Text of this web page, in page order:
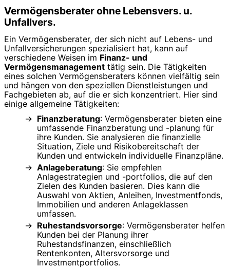
Vermögensberater ohne Lebensvers. u.
Unfallvers.
Ein Vermögensberater, der sich nicht auf Lebens- und
Unfallversicherungen spezialisiert hat, kann auf
verschiedene Weisen im Finanz- und
Vermögensmanagement tätig sein. Die Tätigkeiten
eines solchen Vermögensberaters können vielfältig sein
und hängen von den speziellen Dienstleistungen und
Fachgebieten ab, auf die er sich konzentriert. Hier sind
einige allgemeine Tätigkeiten:
Finanzberatung: Vermögensberater bieten eine
umfassende Finanzberatung und -planung für
ihre Kunden. Sie analysieren die finanzielle
Situation, Ziele und Risikobereitschaft der
Kunden und entwickeln individuelle Finanzpläne.
Anlageberatung: Sie empfehlen
Anlagestrategien und -portfolios, die auf den
Zielen des Kunden basieren. Dies kann die
Auswahl von Aktien, Anleihen, Investmentfonds,
Immobilien und anderen Anlageklassen
umfassen.
Ruhestandsvorsorge: Vermögensberater helfen
Kunden bei der Planung ihrer
Ruhestandsfinanzen, einschließlich
Rentenkonten, Altersvorsorge und
Investmentportfolios.